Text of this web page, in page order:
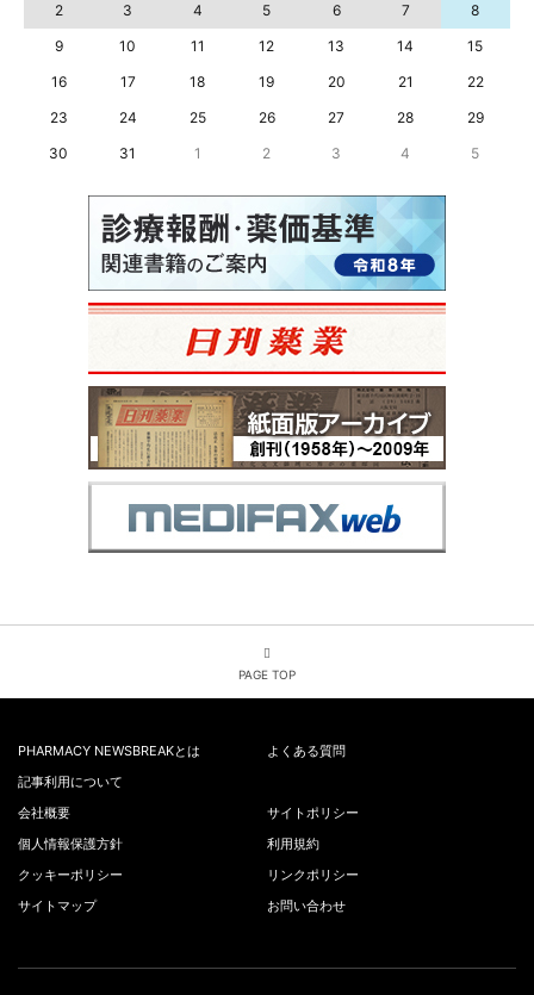
2
3 4 5 6 7
8
9
10 11 12 13 14
15
16
17 18 19 20 21
22
23
24 25 26 27 28
29
30
31 1 2 3 4 5
PAGE TOP
PHARMACY NEWSBREAKとは
よくある質問
記事利用について
会社概要
サイトポリシー
個人情報保護方針
利用規約
クッキーポリシー
リンクポリシー
サイトマップ
お問い合わせ